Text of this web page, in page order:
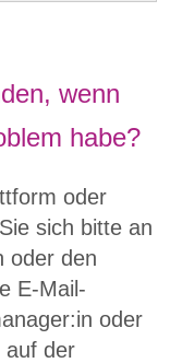
wenn
habe?
oder
sich bitte an
oder den
E-Mail-
oder
auf der